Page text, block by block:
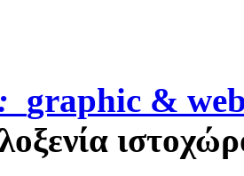
graphic &